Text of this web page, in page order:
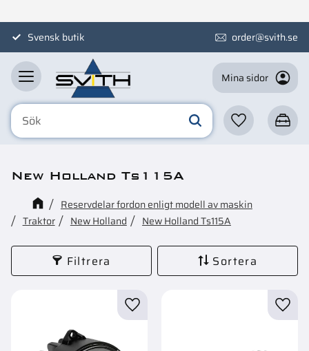
MenySvensk butik order@svith.se
Mina sidor
Favoriter
New Holland Ts115A
Reservdelar fordon enligt modell av maskin
Traktor
New Holland New Holland Ts115A
Filtrera Sortera
Lägg till i favoriter